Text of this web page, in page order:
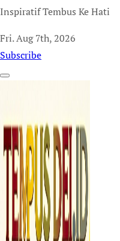
Inspiratif Tembus Ke Hati
Fri. Aug 7th, 2026
Subscribe